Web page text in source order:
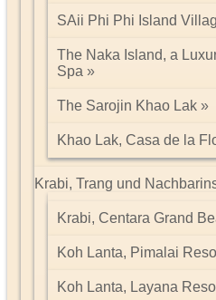
SAii Phi Phi Island
The Naka Island, a
Spa
The Sarojin Khao Lak
Khao Lak, Casa de la
Krabi, Trang und
Krabi, Centara Grand
Koh Lanta, Pimalai
Koh Lanta, Layana